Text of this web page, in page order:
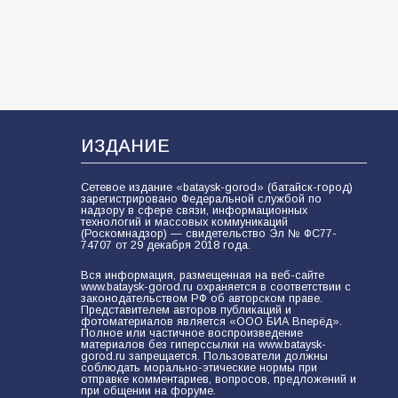
ИЗДАНИЕ
Сетевое издание «bataysk-gorod» (батайск-город)
зарегистрировано Федеральной службой по
надзору в сфере связи, информационных
технологий и массовых коммуникаций
(Роскомнадзор) — свидетельство Эл № ФС77-
74707 от 29 декабря 2018 года.
Вся информация, размещенная на веб-сайте
www.bataysk-gorod.ru охраняется в соответствии с
законодательством РФ об авторском праве.
Представителем авторов публикаций и
фотоматериалов является «ООО БИА Вперёд».
Полное или частичное воспроизведение
материалов без гиперссылки на www.bataysk-
gorod.ru запрещается. Пользователи должны
соблюдать морально-этические нормы при
отправке комментариев, вопросов, предложений и
при общении на форуме.